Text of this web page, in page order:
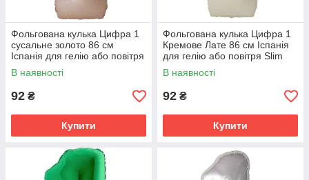
Фольгована кулька Цифра 1
сусальне золото 86 см
Іспанія для гелію або повітря
Slim Matte Starlight Gold 34"
В наявності
92 ₴
Купити
Фольгована кулька Цифра 1
Кремове Лате 86 см Іспанія
для гелію або повітря Slim
Matte Creamy Latte 34"
В наявності
92 ₴
Купити